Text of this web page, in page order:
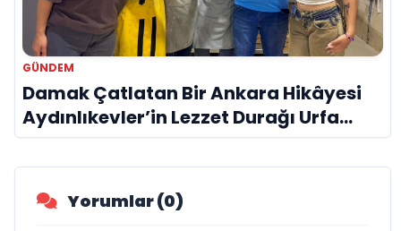
GÜNDEM
Damak Çatlatan Bir Ankara Hikâyesi
Aydınlıkevler’in Lezzet Durağı Urfa
Damak
Yorumlar (0)